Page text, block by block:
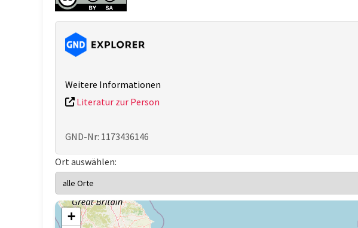
Weitere Informationen
Literatur zur Person
GND-Nr: 1173436146
Ort auswählen:
+